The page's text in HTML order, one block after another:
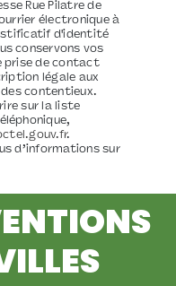
Rue Pilatre de
électronique à
d'identité
conservons vos
prise de contact
légale aux
contentieux.
sur la liste
.
d’informations sur